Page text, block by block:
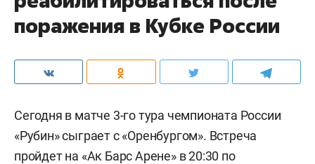
поражения в Кубке России
Сегодня в матче 3-го тура чемпионата России
«Рубин» сыграет с «Оренбургом». Встреча
пройдет на «Ак Барс Арене» в 20:30 по